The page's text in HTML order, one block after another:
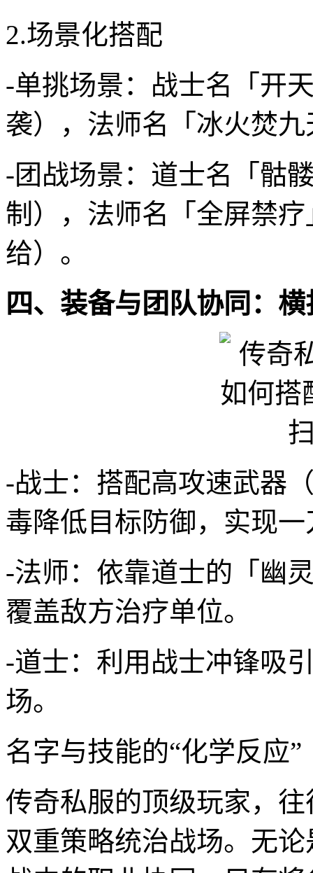
2.场景化搭配
-单挑场景：战士名「开
袭），法师名「冰火焚
-团战场景：道士名「骷
制），法师名「全屏禁
给）。
四、装备与团队协同：
-战士：搭配高攻速武器
毒降低目标防御，实现
-法师：依靠道士的「幽
覆盖敌方治疗单位。
-道士：利用战士冲锋吸
场。
名字与技能的“化学反应”
传奇私服的顶级玩家，
双重策略统治战场。无